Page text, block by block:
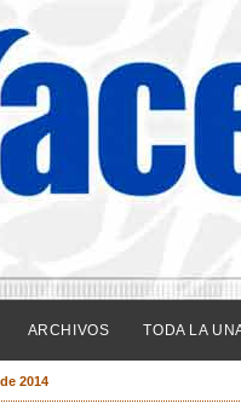
ARCHIVOS TODA LA
2014